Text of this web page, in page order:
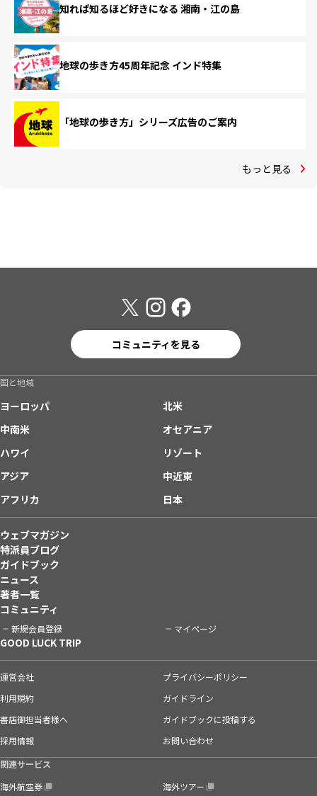
知れば知るほど好きになる 湘南・江の島
地球の歩き方45周年記念 インド特集
「地球の歩き方」シリーズ広告のご案内
もっと見る
コミュニティを見る
国と地域
ヨーロッパ
北米
中南米
オセアニア
ハワイ
リゾート
アジア
中近東
アフリカ
日本
ウェブマガジン
特派員ブログ
ガイドブック
ニュース
著者一覧
コミュニティ
新規会員登録 マイページ
GOOD LUCK TRIP
運営会社
プライバシーポリシー
利用規約
ガイドライン
書店御担当者様へ
ガイドブックに投稿する
採用情報
お問い合わせ
関連サービス
海外航空券
海外ツアー